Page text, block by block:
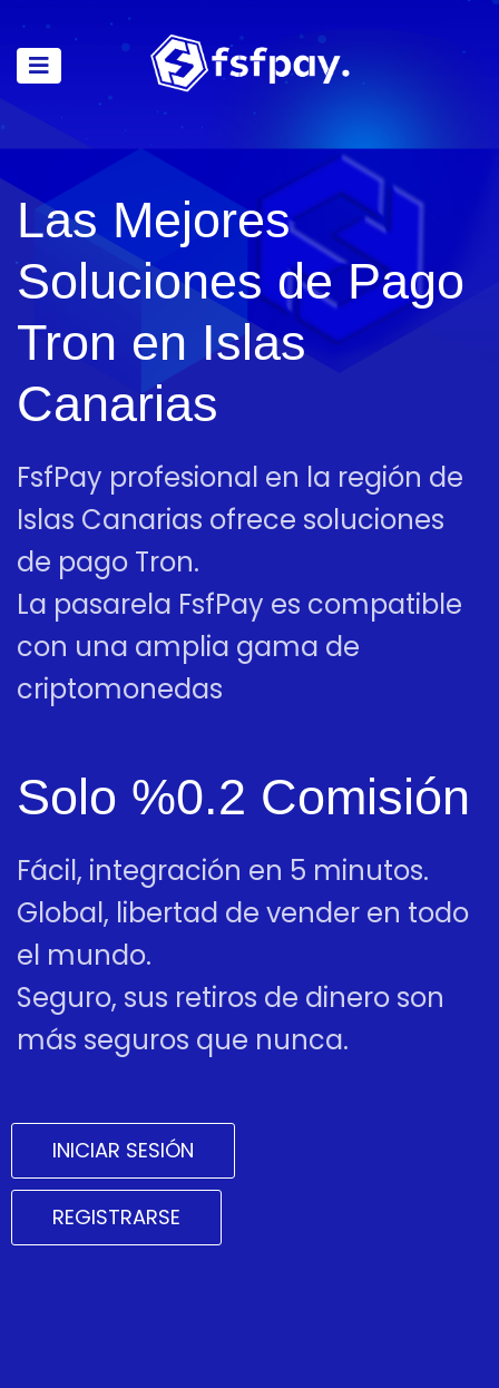
Las Mejores
Soluciones de Pago
Tron en Islas
Canarias
FsfPay profesional en la región de
Islas Canarias ofrece soluciones
de pago Tron.
La pasarela FsfPay es compatible
con una amplia gama de
criptomonedas
Solo %0.2 Comisión
Fácil, integración en 5 minutos.
Global, libertad de vender en todo
el mundo.
Seguro, sus retiros de dinero son
más seguros que nunca.
INICIAR SESIÓN
REGISTRARSE